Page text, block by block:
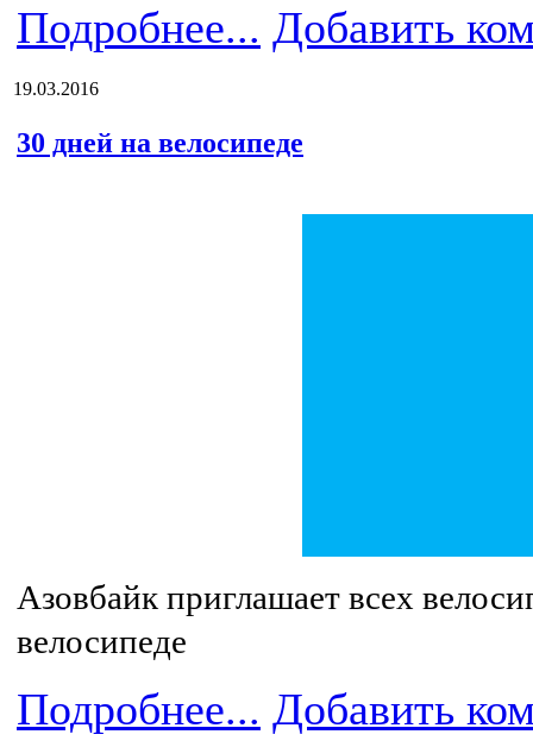
Подробнее... Добавить
19.03.2016
30 дней на велосипеде
Азовбайк приглашает всех
велосипеде
Подробнее... Добавить